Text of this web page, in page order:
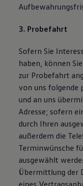
3. Probefahrt
Sofern Sie
haben, können
zur Probefahrt
von uns folgende
und an uns
Adresse; sofern
durch Ihren
außerdem die
Terminwünsche
ausgewählt
Übermittlung der
eines